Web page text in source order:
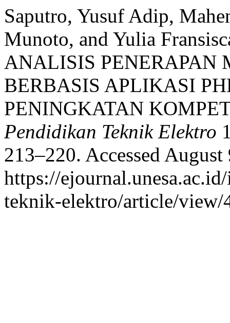
Saputro, Yusuf Adip,
Munoto, and Yulia
ANALISIS PENERAPAN
BERBASIS APLIKASI
PENINGKATAN
Pendidikan Teknik Elektro
213–220. Accessed
https://
teknik-elektro/article/view/